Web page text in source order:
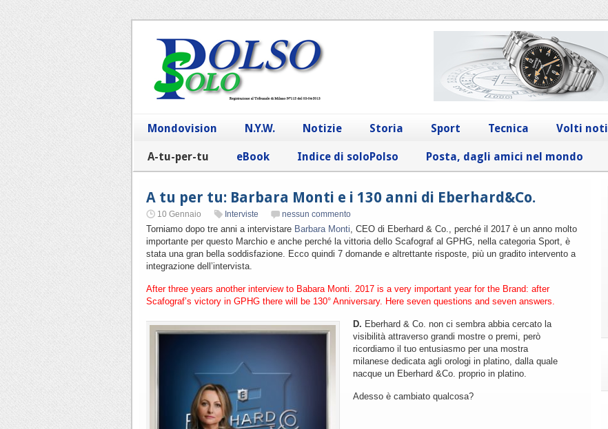
Mondovision N.Y.W. Notizie Storia Sport Tecnica Volti noti
A-tu-per-tu eBook Indice di soloPolso Posta, dagli amici nel mondo
A tu per tu: Barbara Monti e i 130 anni di Eberhard&Co.
10 Gennaio Interviste nessun commento
Torniamo dopo tre anni a intervistare Barbara Monti , CEO di Eberhard & Co., perché il 2017 è un anno molto
importante per questo Marchio e anche perché la vittoria dello Scafograf al GPHG, nella categoria Sport, è
stata una gran bella soddisfazione. Ecco quindi 7 domande e altrettante risposte, più un gradito intervento a
integrazione dell’intervista.
After three years another interview to Babara Monti. 2017 is a very important year for the Brand: after
Scafograf’s victory in GPHG there will be 130° Anniversary. Here seven questions and seven answers.
D. Eberhard & Co. non ci sembra abbia cercato la
visibilità attraverso grandi mostre o premi, però
ricordiamo il tuo entusiasmo per una mostra
milanese dedicata agli orologi in platino, dalla quale
nacque un Eberhard &Co. proprio in platino.
Adesso è cambiato qualcosa?